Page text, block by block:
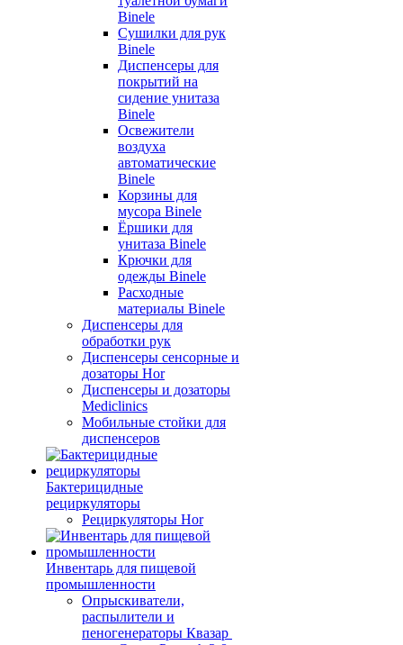
Binele
Сушилки для рук
Binele
Диспенсеры для
покрытий на
сидение унитаза
Binele
Освежители
воздуха
автоматические
Binele
Корзины для
мусора Binele
Ёршики для
унитаза Binele
Крючки для
одежды Binele
Расходные
материалы Binele
Диспенсеры для
обработки рук
Диспенсеры сенсорные и
дозаторы Hor
Диспенсеры и дозаторы
Mediclinics
Мобильные стойки для
диспенсеров
Бактерицидные
рециркуляторы
Рециркуляторы Hor
Инвентарь для пищевой
промышленности
Опрыскиватели,
распылители и
пеногенераторы Квазар